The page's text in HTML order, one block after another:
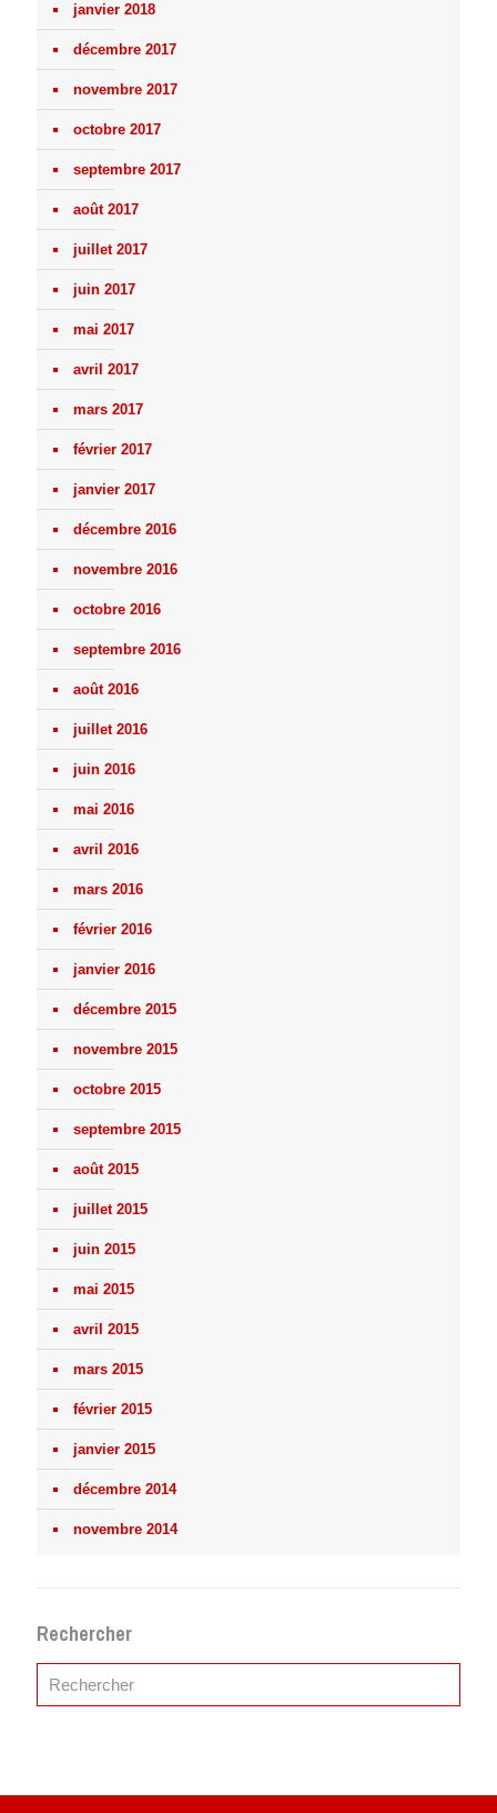
janvier 2018
décembre 2017
novembre 2017
octobre 2017
septembre 2017
août 2017
juillet 2017
juin 2017
mai 2017
avril 2017
mars 2017
février 2017
janvier 2017
décembre 2016
novembre 2016
octobre 2016
septembre 2016
août 2016
juillet 2016
juin 2016
mai 2016
avril 2016
mars 2016
février 2016
janvier 2016
décembre 2015
novembre 2015
octobre 2015
septembre 2015
août 2015
juillet 2015
juin 2015
mai 2015
avril 2015
mars 2015
février 2015
janvier 2015
décembre 2014
novembre 2014
Rechercher